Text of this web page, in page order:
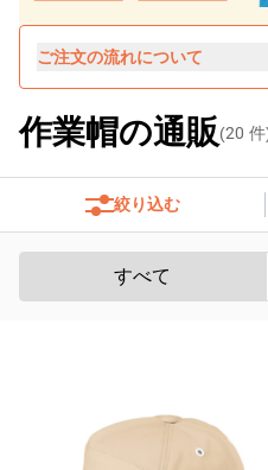
ご注文の流れについて
作業帽の通販 (20 件
絞り込む
すべて